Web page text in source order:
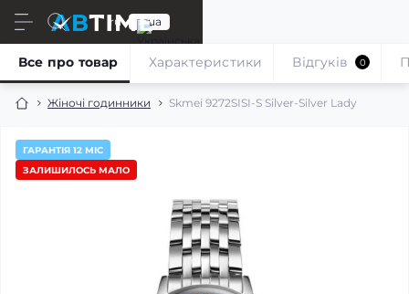
ru ua
Жіночі годинники Skmei 9272SISI-S Silver-Silver Lady
Все про товар Характеристики Відгуків 0
ГАРАНТІЯ 12 МІС
ЗАЛИШИЛОСЬ МАЛО